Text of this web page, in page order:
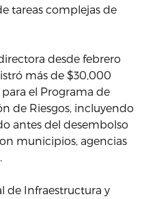
tareas complejas de
desde febrero
más de $30,000
el Programa de
de Riesgos, incluyendo
antes del desembolso
municipios, agencias
de Infraestructura y